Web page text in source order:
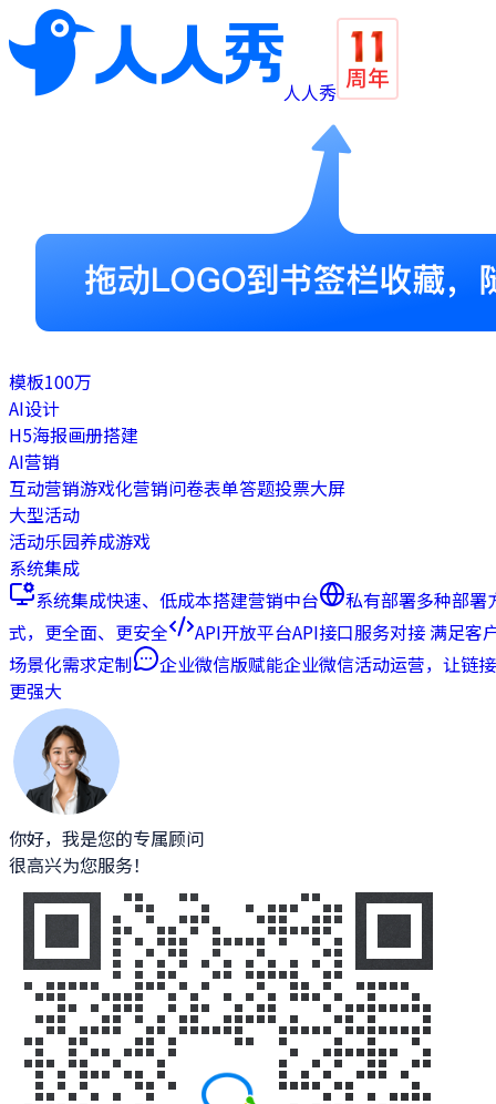
人人秀
模板100万
AI设计
H5海报画册搭建
AI营销
互动营销游戏化营销问卷表单答题投票大屏
大型活动
活动乐园养成游戏
系统集成
系统集成快速、低成本搭建营销中台 私有部署多种部署
式，更全面、更安全
API开放平台API接口服务对接 满足客
场景化需求定制
企业微信版赋能企业微信活动运营，让链接
更强大
你好，我是您的专属顾问
很高兴为您服务！